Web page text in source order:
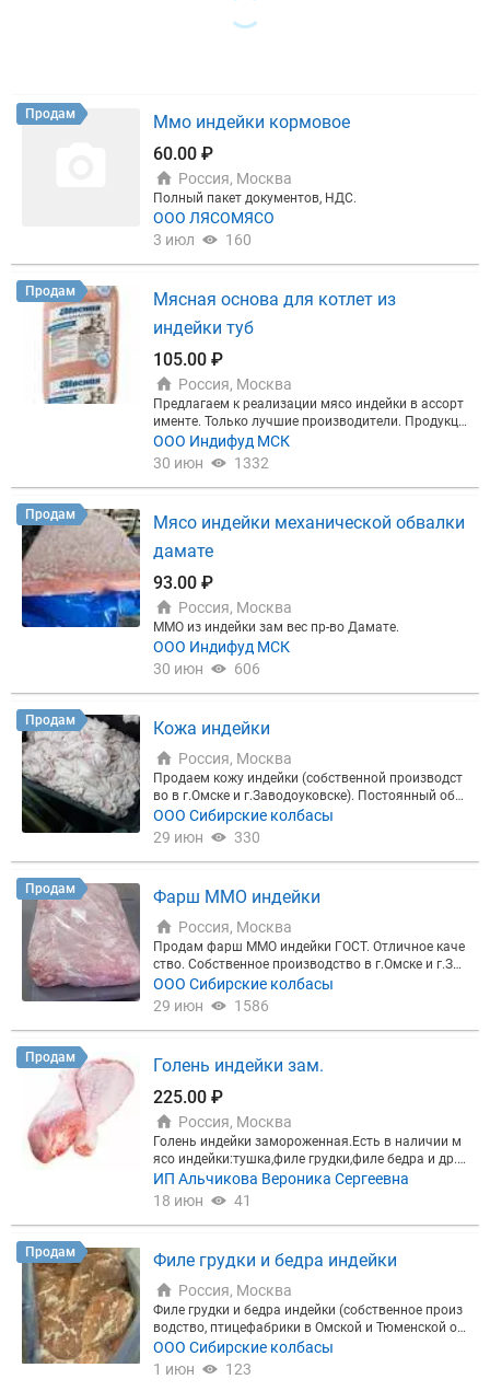
Продам
Ммо индейки кормовое
60.00 ₽
Россия, Москва
Полный пакет документов, НДС.
ООО ЛЯСОМЯСО
3 июл
160
Продам
Мясная основа для котлет из
индейки туб
105.00 ₽
Россия, Москва
Предлагаем к реализации мясо индейки в ассорт
именте. Только лучшие производители. Продукци
я по нормам ГОСТ. Самовывоз со склада в г. Жук
овский. Возможна доставка.
ООО Индифуд МСК
30 июн
1332
Продам
Мясо индейки механической обвалки
дамате
93.00 ₽
Россия, Москва
ММО из индейки зам вес пр-во Дамате.
ООО Индифуд МСК
30 июн
606
Продам Кожа индейки
Россия, Москва
Продаем кожу индейки (собственной производст
во в г.Омске и г.Заводоуковске). Постоянный объ
ём! Отличное качество!
ООО Сибирские колбасы
29 июн
330
Продам Фарш ММО индейки
Россия, Москва
Продам фарш ММО индейки ГОСТ. Отличное каче
ство. Собственное производство в г.Омске и г.Зав
одоуковске. Доставка в любой регион. Филиал в
Москве.
ООО Сибирские колбасы
29 июн
1586
Продам
Голень индейки зам.
225.00 ₽
Россия, Москва
Голень индейки замороженная.Есть в наличии м
ясо индейки:тушка,филе грудки,филе бедра и др.П
райс по запросу.Доставка по договоренности.Ест
ь также охлажденка.НДС,Меркурий.
ИП Альчикова Вероника Сергеевна
18 июн
41
Продам Филе грудки и бедра индейки
Россия, Москва
Филе грудки и бедра индейки (собственное произ
водство, птицефабрики в Омской и Тюменской об
л.). Постоянный объем. Блок и ВУ. Не качаем и не
массируем. Самовывоз.
ООО Сибирские колбасы
1 июн
123